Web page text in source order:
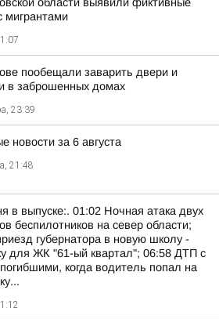
мигрантами
пообещали заварить двери и
в заброшенных домах
23:39
новости за 6 августа
21:48
в выпуске:. 01:02 Ночная атака двух
беспилотников на север области;
губернатора в новую школу -
для ЖК "61-ый квартал"; 06:58 ДТП с
когда водитель попал на